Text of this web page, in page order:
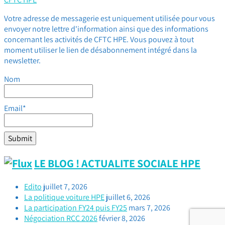
Votre adresse de messagerie est uniquement utilisée pour vous
envoyer notre lettre d'information ainsi que des informations
concernant les activités de CFTC HPE. Vous pouvez à tout
moment utiliser le lien de désabonnement intégré dans la
newsletter.
Nom
Email*
LE BLOG ! ACTUALITE SOCIALE HPE
Edito juillet 7, 2026
La politique voiture HPEjuillet 6, 2026
La participation FY24 puis FY25 mars 7, 2026
Négociation RCC 2026février 8, 2026